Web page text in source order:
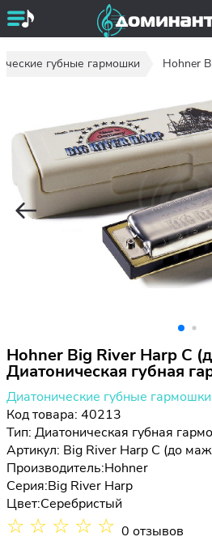
губные гармошки Hohner
Hohner Big River Harp C
Диатоническая губная
Диатонические губные гармошки
Код товара: 40213
Тип: Диатоническая губная
Артикул: Big River Harp C (до
Производитель:Hohner
Серия:Big River Harp
Цвет:Серебристый
☆ ☆ ☆ ☆ ☆ 0 отзывов